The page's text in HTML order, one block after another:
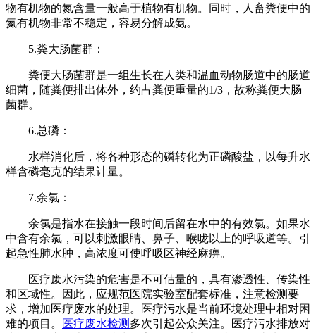
物有机物的氮含量一般高于植物有机物。同时，人畜粪便中的
氮有机物非常不稳定，容易分解成氨。
5.粪大肠菌群：
粪便大肠菌群是一组生长在人类和温血动物肠道中的肠道
细菌，随粪便排出体外，约占粪便重量的1/3，故称粪便大肠
菌群。
6.总磷：
水样消化后，将各种形态的磷转化为正磷酸盐，以每升水
样含磷毫克的结果计量。
7.余氯：
余氯是指水在接触一段时间后留在水中的有效氯。如果水
中含有余氯，可以刺激眼睛、鼻子、喉咙以上的呼吸道等。引
起急性肺水肿，高浓度可使呼吸区神经麻痹。
医疗废水污染的危害是不可估量的，具有渗透性、传染性
和区域性。因此，应规范医院实验室配套标准，注意检测要
求，增加医疗废水的处理。医疗污水是当前环境处理中相对困
难的项目。
医疗废水检测 多次引起公众关注。医疗污水排放对